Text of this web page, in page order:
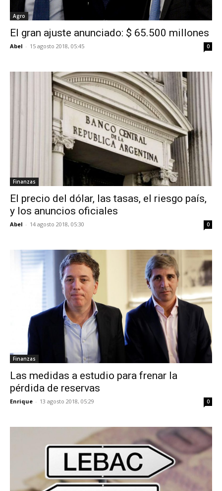
Agro
El gran ajuste anunciado: $ 65.500 millones
Abel - 15 agosto 2018, 05:45 0
Finanzas
El precio del dólar, las tasas, el riesgo país,
y los anuncios oficiales
Abel - 14 agosto 2018, 05:30 0
Finanzas
Las medidas a estudio para frenar la
pérdida de reservas
Enrique - 13 agosto 2018, 05:29 0